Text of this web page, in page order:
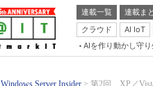
連載一覧 連載ま
クラウド
AI IoT
AIを作り動かし守
Windows Server Insider 第2回 XP／